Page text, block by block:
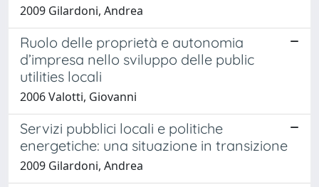
2009 Gilardoni, Andrea
Ruolo delle proprietà e autonomia
d’impresa nello sviluppo delle public
utilities locali
2006 Valotti, Giovanni
Servizi pubblici locali e politiche
energetiche: una situazione in transizione
2009 Gilardoni, Andrea